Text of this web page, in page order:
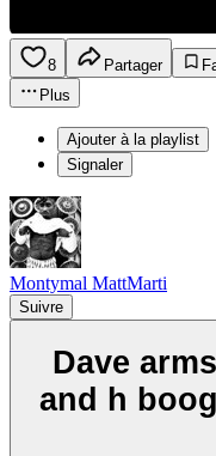
8 Partager
Plus
Ajouter à la playlist
Signaler
Montymal MattMarti
Suivre
Dave
and h